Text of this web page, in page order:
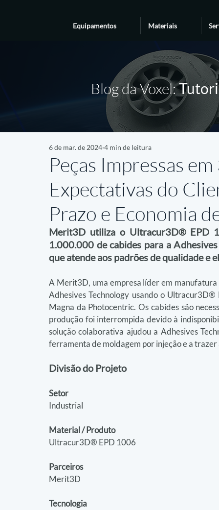
Equipamentos Materiais
Blog da Voxel:
Peças Impressas
Expectativas do
Prazo e Economia
6 de mar. de 2024 4 min de leitura
Merit3D utiliza o Ultracur3D® EPD
1.000.000 de cabides para a
que atende aos padrões de qualidade e
A Merit3D, uma empresa líder em
Adhesives Technology usando o
Magna da Photocentric. Os cabides são
produção foi interrompida devido à
solução colaborativa ajudou a Adhesives
ferramenta de moldagem por injeção e a
Divisão do Projeto
Setor
Industrial
Material / Produto
Ultracur3D® EPD 1006
Parceiros
Merit3D
Tecnologia